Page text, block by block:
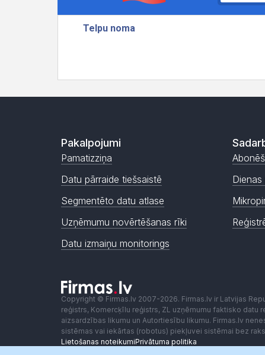
Pakalpojumi
Pamatizziņa
Datu pārraide tiešsaistē
Segmentēto datu atlase
Uzņēmumu novērtēšanas rīki
Datu izmaiņu monitorings
Dienas
Copyright © Firmas.lv 2007-2026. Firmas.lv ir Latvijas
reģistrs, Komercķīlu reģistrs, ZL uzņēmumu faktisko datu
aizsardzības likumu un Autortiesību likumu. Firmas.lv
sistēmas vai iekārtas (robotus) piekļuvei sistēmai bez
Lietošanas noteikumiPrivātuma politika